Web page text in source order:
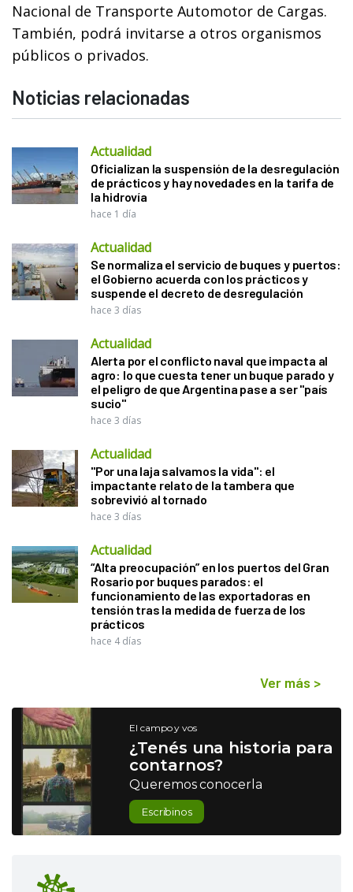
Nacional de Transporte Automotor de Cargas.
También, podrá invitarse a otros organismos
públicos o privados.
Noticias relacionadas
Actualidad
Oficializan la suspensión de la desregulación
de prácticos y hay novedades en la tarifa de
la hidrovía
hace 1 día
Actualidad
Se normaliza el servicio de buques y puertos:
el Gobierno acuerda con los prácticos y
suspende el decreto de desregulación
hace 3 días
Actualidad
Alerta por el conflicto naval que impacta al
agro: lo que cuesta tener un buque parado y
el peligro de que Argentina pase a ser "país
sucio"
hace 3 días
Actualidad
"Por una laja salvamos la vida": el
impactante relato de la tambera que
sobrevivió al tornado
hace 3 días
Actualidad
“Alta preocupación” en los puertos del Gran
Rosario por buques parados: el
funcionamiento de las exportadoras en
tensión tras la medida de fuerza de los
prácticos
hace 4 días
Ver más >
El campo y vos
¿Tenés una historia para
contarnos?
Queremos conocerla
Escribinos